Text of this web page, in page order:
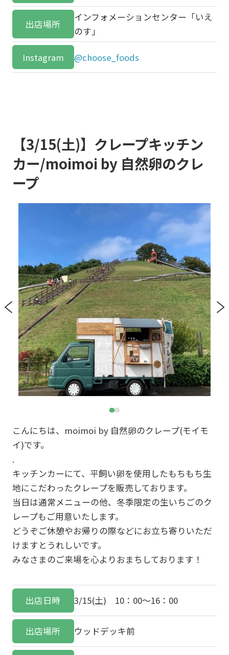
出店場所
インフォメーションセンター「いえ
のす」
Instagram @choose_foods
【3/15(土)】クレープキッチン
カー/moimoi by 自然卵のクレ
ープ
こんにちは、moimoi by 自然卵のクレープ(モイモ
イ)です。
.
キッチンカーにて、平飼い卵を使用したもちもち生
地にこだわったクレープを販売しております。
当日は通常メニューの他、冬季限定の生いちごのク
レープもご用意いたします。
どうぞご休憩やお帰りの際などにお立ち寄りいただ
けますとうれしいです。
みなさまのご来場を心よりおまちしております！
出店日時 3/15(土) 10：00～16：00
出店場所 ウッドデッキ前